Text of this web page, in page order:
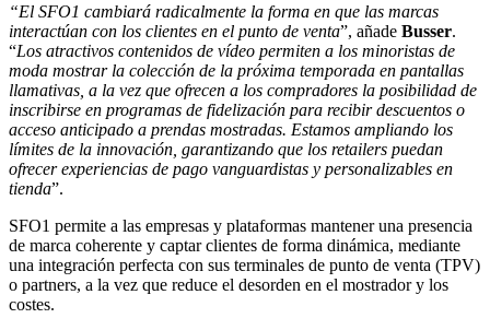
“El SFO1 cambiará radicalmente la forma en que las marcas
interactúan con los clientes en el punto de venta”, añade Busser.
“Los atractivos contenidos de vídeo permiten a los minoristas de
moda mostrar la colección de la próxima temporada en pantallas
llamativas, a la vez que ofrecen a los compradores la posibilidad de
inscribirse en programas de fidelización para recibir descuentos o
acceso anticipado a prendas mostradas. Estamos ampliando los
límites de la innovación, garantizando que los retailers puedan
ofrecer experiencias de pago vanguardistas y personalizables en
tienda”.
SFO1 permite a las empresas y plataformas mantener una presencia
de marca coherente y captar clientes de forma dinámica, mediante
una integración perfecta con sus terminales de punto de venta (TPV)
o partners, a la vez que reduce el desorden en el mostrador y los
costes.